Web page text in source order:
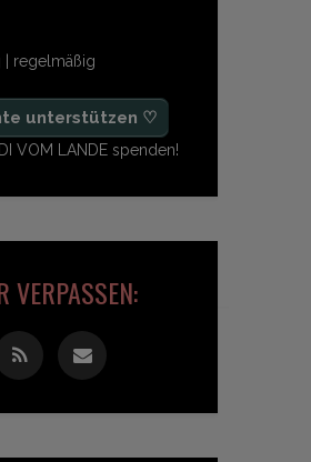
| regelmäßig
unterstützen ♡
VOM LANDE spenden!
VERPASSEN: